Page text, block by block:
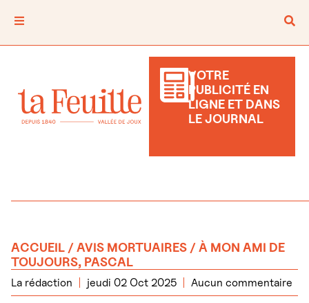
VOTRE
PUBLICITÉ EN
LIGNE ET DANS
LE JOURNAL
ACCUEIL /AVIS MORTUAIRES / À MON AMI DE
TOUJOURS, PASCAL
La rédaction jeudi 02 Oct 2025 Aucun commentaire